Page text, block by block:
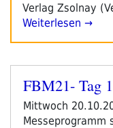
Verlag Zsolnay
Weiterlesen →
Veröffentlicht
FBM21- Tag
Mittwoch